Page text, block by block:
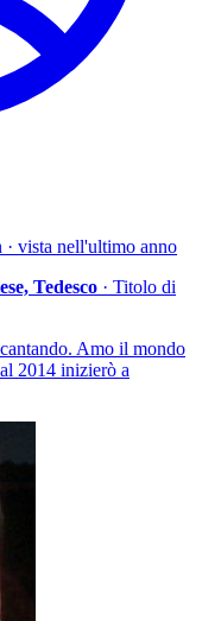
· vista nell'ultimo anno
Tedesco · Titolo di
Amo il mondo
2014 inizierò a